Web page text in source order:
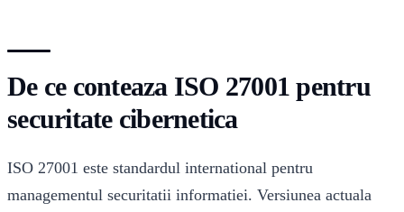
De ce conteaza ISO 27001 pentru
securitate cibernetica
ISO 27001 este standardul international pentru
managementul securitatii informatiei. Versiunea actuala